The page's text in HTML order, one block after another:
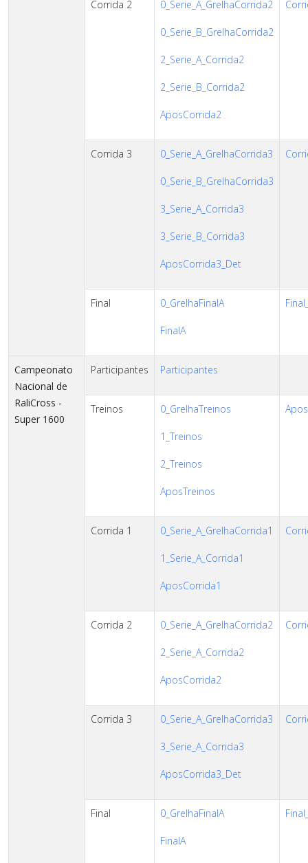
Corrida 2 0_Serie_A_GrelhaCorrida2
0_Serie_B_GrelhaCorrida2
2_Serie_A_Corrida2
2_Serie_B_Corrida2
AposCorrida2
Corrida 3 0_Serie_A_GrelhaCorrida3
0_Serie_B_GrelhaCorrida3
3_Serie_A_Corrida3
3_Serie_B_Corrida3
AposCorrida3_Det
Final 0_GrelhaFinalA
FinalA
Campeonato
Nacional de
RaliCross -
Super 1600
Participantes Participantes
Treinos 0_GrelhaTreinos
1_Treinos
2_Treinos
AposTreinos
Corrida 1 0_Serie_A_GrelhaCorrida1
1_Serie_A_Corrida1
AposCorrida1
Corrida 2 0_Serie_A_GrelhaCorrida2
2_Serie_A_Corrida2
AposCorrida2
Corrida 3 0_Serie_A_GrelhaCorrida3
3_Serie_A_Corrida3
AposCorrida3_Det
Final 0_GrelhaFinalA
FinalA